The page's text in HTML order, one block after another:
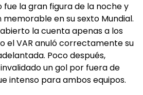
la gran figura de la noche y
en su sexto Mundial.
la cuenta apenas a los
el VAR anuló correctamente su
Poco después,
un gol por fuera de
intenso para ambos equipos.